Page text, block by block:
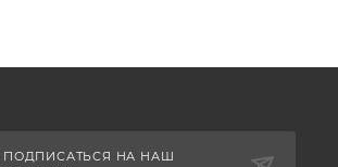
ПОДПИСАТЬСЯ НА НАШ